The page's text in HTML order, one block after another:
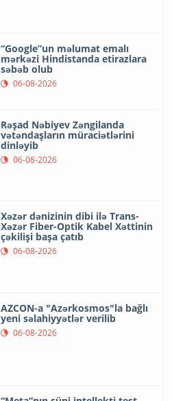
“Google”un məlumat emalı
mərkəzi Hindistanda etirazlara
səbəb olub
06-08-2026
Rəşad Nəbiyev Zəngilanda
vətəndaşların müraciətlərini
dinləyib
06-08-2026
Xəzər dənizinin dibi ilə Trans-
Xəzər Fiber-Optik Kabel Xəttinin
çəkilişi başa çatıb
06-08-2026
AZCON-a "Azərkosmos"la bağlı
yeni səlahiyyətlər verilib
06-08-2026